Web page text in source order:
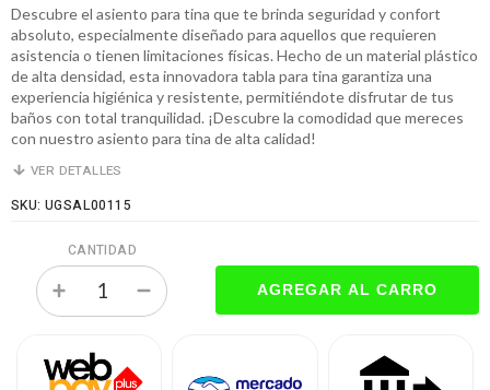
Descubre el asiento para tina que te brinda seguridad y confort
absoluto, especialmente diseñado para aquellos que requieren
asistencia o tienen limitaciones físicas. Hecho de un material plástico
de alta densidad, esta innovadora tabla para tina garantiza una
experiencia higiénica y resistente, permitiéndote disfrutar de tus
baños con total tranquilidad. ¡Descubre la comodidad que mereces
con nuestro asiento para tina de alta calidad!
VER DETALLES
SKU: UGSAL00115
CANTIDAD